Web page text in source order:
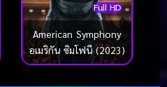
Full HD
American Symphony
อเมริกัน ซิมโฟนี (2023)